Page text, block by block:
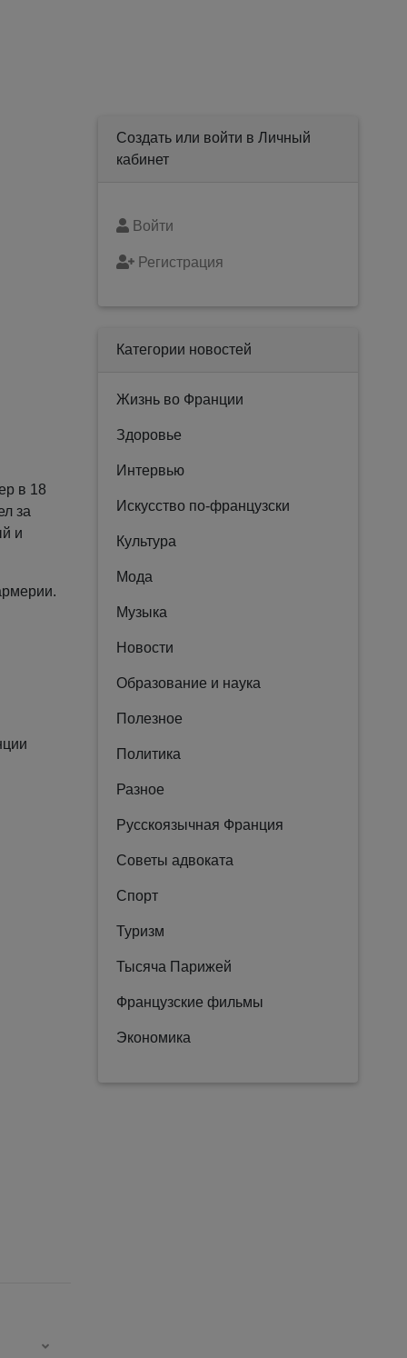
в 18
за
и
Создать или войти в Личный
кабинет
Войти
Регистрация
Категории новостей
Жизнь во Франции
Здоровье
Интервью
Искусство по-французски
Культура
Мода
Музыка
Новости
Образование и наука
Полезное
Политика
Разное
Русскоязычная Франция
Советы адвоката
Спорт
Туризм
Тысяча Парижей
Французские фильмы
Экономика